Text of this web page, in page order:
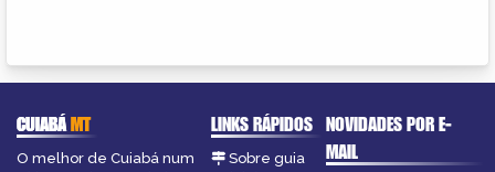
CUIABÁMT
O melhor de Cuiabá num
LINKS RÁPIDOS
Sobre guia
NOVIDADES POR E-
MAIL